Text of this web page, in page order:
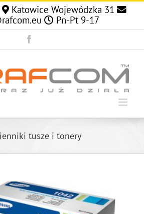
Katowice Wojewódzka 31
Pn-Pt 9-17
tusze i tonery